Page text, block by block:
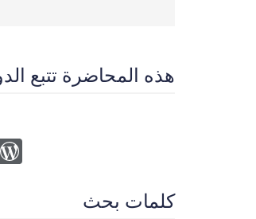
هذه المحاضرة تتبع
كلمات بحث